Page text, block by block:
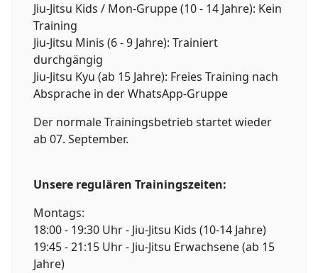
Jiu-Jitsu Kids / Mon-Gruppe (10 - 14 Jahre): Kein
Training
Jiu-Jitsu Minis (6 - 9 Jahre): Trainiert
durchgängig
Jiu-Jitsu Kyu (ab 15 Jahre): Freies Training nach
Absprache in der WhatsApp-Gruppe
Der normale Trainingsbetrieb startet wieder
ab 07. September.
Unsere regulären Trainingszeiten:
Montags:
18:00 - 19:30 Uhr - Jiu-Jitsu Kids (10-14 Jahre)
19:45 - 21:15 Uhr - Jiu-Jitsu Erwachsene (ab 15
Jahre)